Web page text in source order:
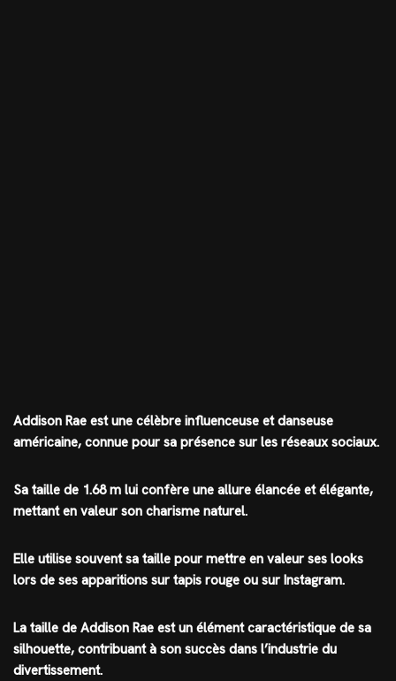
Addison Rae est une célèbre influenceuse et danseuse
américaine, connue pour sa présence sur les réseaux sociaux.
Sa taille de 1.68 m lui confère une allure élancée et élégante,
mettant en valeur son charisme naturel.
Elle utilise souvent sa taille pour mettre en valeur ses looks
lors de ses apparitions sur tapis rouge ou sur Instagram.
La taille de Addison Rae est un élément caractéristique de sa
silhouette, contribuant à son succès dans l’industrie du
divertissement.